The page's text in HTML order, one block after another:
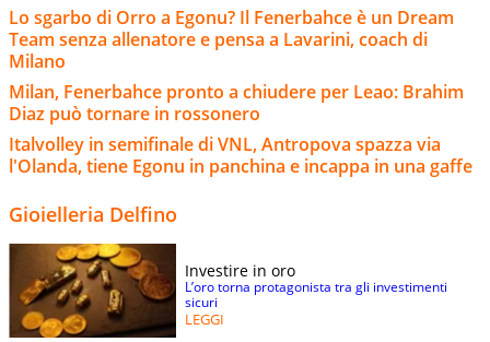
Lo sgarbo di Orro a Egonu? Il Fenerbahce è un Dream
Team senza allenatore e pensa a Lavarini, coach di
Milano
Milan, Fenerbahce pronto a chiudere per Leao: Brahim
Diaz può tornare in rossonero
Italvolley in semifinale di VNL, Antropova spazza via
l'Olanda, tiene Egonu in panchina e incappa in una gaffe
Gioielleria Delfino
Investire in oro
L’oro torna protagonista tra gli investimenti
sicuri
LEGGI